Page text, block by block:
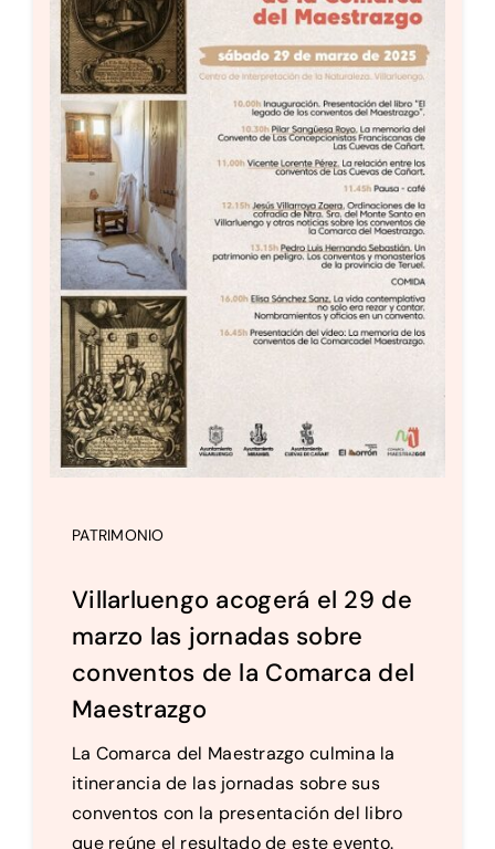
Setas
Contacto
PATRIMONIO
Villarluengo acogerá el 29 de
marzo las jornadas sobre
conventos de la Comarca del
Maestrazgo
La Comarca del Maestrazgo culmina la
itinerancia de las jornadas sobre sus
conventos con la presentación del libro
que reúne el resultado de este evento.